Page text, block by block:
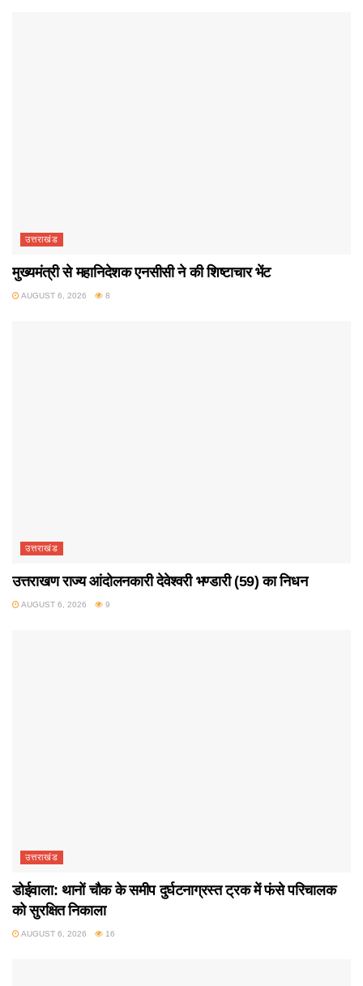
उत्तराखंड
मुख्यमंत्री से महानिदेशक एनसीसी ने की शिष्टाचार भेंट
AUGUST 6, 2026 8
उत्तराखंड
उत्तराखण राज्य आंदोलनकारी देवेश्वरी भण्डारी (59) का निधन
AUGUST 6, 2026 9
उत्तराखंड
डोईवाला: थानों चौक के समीप दुर्घटनाग्रस्त ट्रक में फंसे परिचालक
को सुरक्षित निकाला
AUGUST 6, 2026 16